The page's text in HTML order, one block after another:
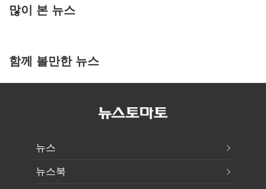
많이 본 뉴스
함께 볼만한 뉴스
뉴스
뉴스북